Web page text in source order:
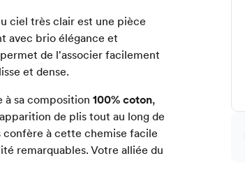
ciel très clair est une pièce
avec brio élégance et
de l'associer facilement
et dense.
à sa composition 100% coton,
de plis tout au long de
confère à cette chemise facile
remarquables. Votre alliée du